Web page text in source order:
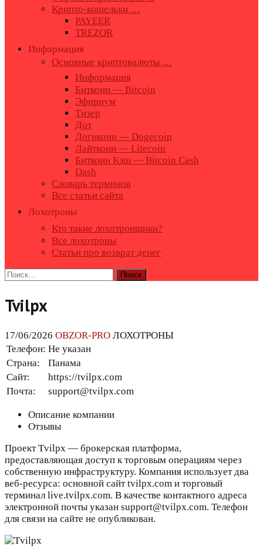
Крипто-кошельки …
PAYEER
TREZOR
Информация
Основные криптовалюты …
Информация
Биткоин — Bitcoin
Эфириум
Тизер
Дот
Догикоин — Dogecoin
Лайткоин — Litecoin
Биткоин Кэш — Bitcoin Cash
Dash
Словарь терминов
Все статьи сайта
Лохотроны
Кто такие лохотронщики?
Все лохотроны
Статьи про возврат денег
Найти:
Tvilpx
17/06/2026 OBZOR-PRO ЛОХОТРОНЫ
Телефон: Не указан
Страна:
Панама
Сайт:
https://tvilpx.com
Почта:
support@tvilpx.com
Описание компании
Отзывы
Проект Tvilpx — брокерская платформа,
предоставляющая доступ к торговым операциям через
собственную инфраструктуру. Компания использует два
веб-ресурса: основной сайт tvilpx.com и торговый
терминал live.tvilpx.com. В качестве контактного адреса
электронной почты указан support@tvilpx.com. Телефон
для связи на сайте не опубликован.